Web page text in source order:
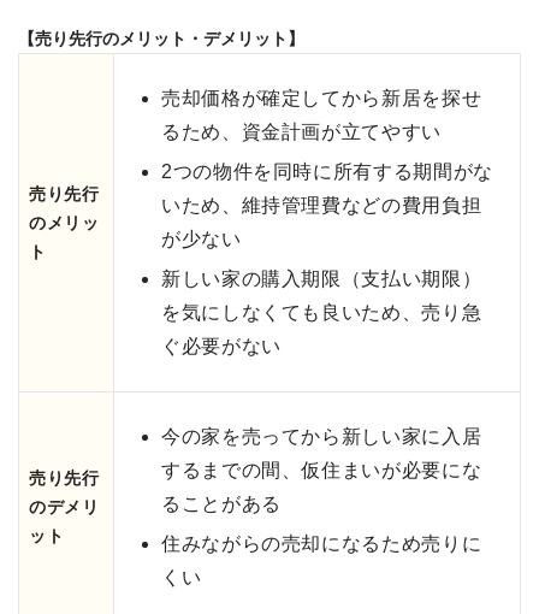
【売り先行のメリット・デメリット】
売り先行
のメリッ
ト
売却価格が確定してから新居を探せ
るため、資金計画が立てやすい
2つの物件を同時に所有する期間がな
いため、維持管理費などの費用負担
が少ない
新しい家の購入期限（支払い期限）
を気にしなくても良いため、売り急
ぐ必要がない
売り先行
のデメリ
ット
今の家を売ってから新しい家に入居
するまでの間、仮住まいが必要にな
ることがある
住みながらの売却になるため売りに
くい